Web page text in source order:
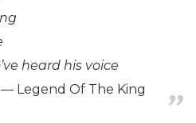
heard his voice
Legend Of The King